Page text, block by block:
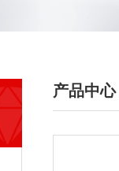
产品中心